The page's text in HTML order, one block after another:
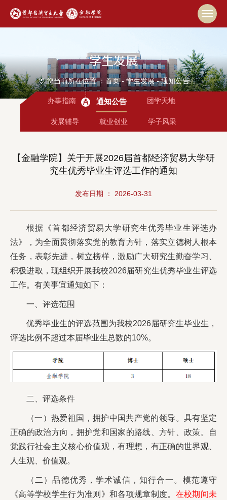
学生发展
您当前所在位置 ： 首页- 学生发展-通知公告
办事指南 通知公告 团学天地
发展辅导 就业创业 学子风采
【金融学院】关于开展2026届首都经济贸易大学研
究生优秀毕业生评选工作的通知
发布日期 ： 2026-03-31
根据《首都经济贸易大学研究生优秀毕业生评选办
法》，为全面贯彻落实党的教育方针，落实立德树人根本
任务，表彰先进，树立榜样，激励广大研究生勤奋学习、
积极进取，现组织开展我校2026届研究生优秀毕业生评选
工作。有关事宜通知如下：
一、评选范围
优秀毕业生的评选范围为我校2026届研究生毕业生，
评选比例不超过本届毕业生总数的10%。
二、评选条件
（一）热爱祖国，拥护中国共产党的领导。具有坚定
正确的政治方向，拥护党和国家的路线、方针、政策。自
觉践行社会主义核心价值观，有理想，有正确的世界观、
人生观、价值观。
（二）品德优秀，学术诚信，知行合一。模范遵守
《高等学校学生行为准则》和各项规章制度。 在校期间未